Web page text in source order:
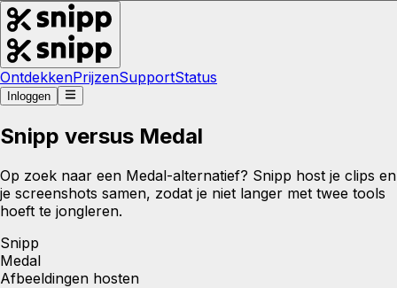
OntdekkenPrijzenSupportStatus
Inloggen
Snipp versus Medal
Op zoek naar een Medal-alternatief? Snipp host je clips en
je screenshots samen, zodat je niet langer met twee tools
hoeft te jongleren.
Snipp
Medal
Afbeeldingen hosten